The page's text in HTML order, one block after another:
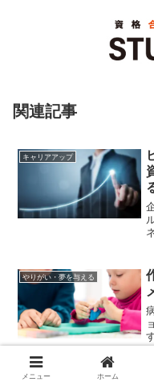
関連記事
キャリアアップ
やりがい・夢を与える
やりがい・夢を与える
メニュー ホーム